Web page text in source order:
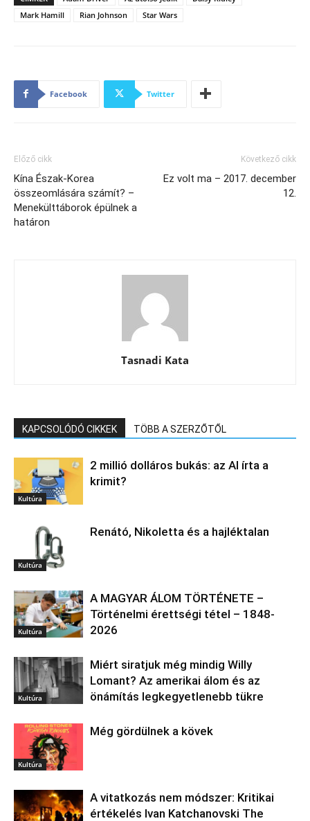
Mark Hamill
Rian Johnson Star Wars
Facebook Twitter
Előző cikk
Kína Észak-Korea
összeomlására számít? –
Menekülttáborok épülnek a
határon
Következő cikk
Ez volt ma – 2017. december
12.
Tasnadi Kata
KAPCSOLÓDÓ CIKKEK TÖBB A SZERZŐTŐL
Kultúra
2 millió dolláros bukás: az AI írta a
krimit?
Kultúra
Renátó, Nikoletta és a hajléktalan
Kultúra
A MAGYAR ÁLOM TÖRTÉNETE –
Történelmi érettségi tétel – 1848-
2026
Kultúra
Miért siratjuk még mindig Willy
Lomant? Az amerikai álom és az
önámítás legkegyetlenebb tükre
Kultúra
Még gördülnek a kövek
A vitatkozás nem módszer: Kritikai
értékelés Ivan Katchanovski The